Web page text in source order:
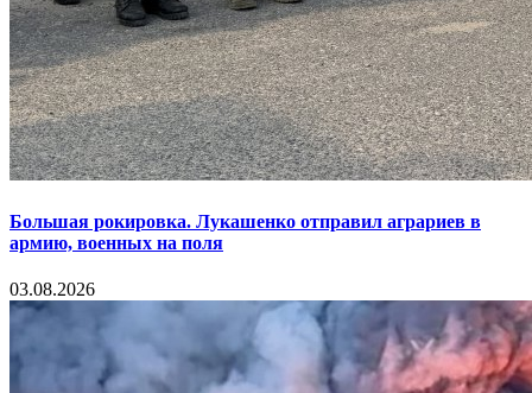
Большая рокировка. Лукашенко отправил аграриев в
армию, военных на поля
03.08.2026